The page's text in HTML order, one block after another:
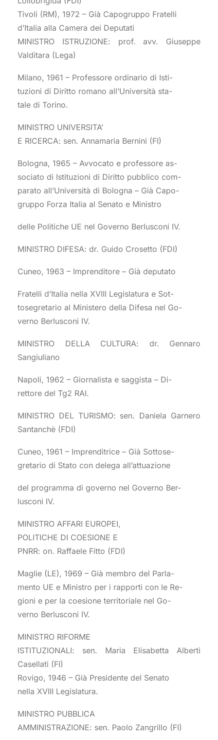
Tivoli (RM), 1972 – Già Capogruppo Fratelli
d’Italia alla Camera dei Deputati
MINISTRO ISTRUZIONE: prof. avv. Giuseppe
Valditara (Lega)
Milano, 1961 – Professore ordinario di Isti-
tuzioni di Diritto romano all’Università sta-
tale di Torino.
MINISTRO UNIVERSITA’
E RICERCA: sen. Annamaria Bernini (FI)
Bologna, 1965 – Avvocato e professore as-
sociato di Istituzioni di Diritto pubblico com-
parato all’Università di Bologna – Già Capo-
gruppo Forza Italia al Senato e Ministro
delle Politiche UE nel Governo Berlusconi IV.
MINISTRO DIFESA: dr. Guido Crosetto (FDI)
Cuneo, 1963 – Imprenditore – Già deputato
Fratelli d’Italia nella XVIII Legislatura e Sot-
tosegretario al Ministero della Difesa nel Go-
verno Berlusconi IV.
MINISTRO DELLA CULTURA: dr. Gennaro
Sangiuliano
Napoli, 1962 – Giornalista e saggista – Di-
rettore del Tg2 RAI.
MINISTRO DEL TURISMO: sen. Daniela Garnero
Santanchè (FDI)
Cuneo, 1961 – Imprenditrice – Già Sottose-
gretario di Stato con delega all’attuazione
del programma di governo nel Governo Ber-
lusconi IV.
MINISTRO AFFARI EUROPEI,
POLITICHE DI COESIONE E
PNRR: on. Raffaele Fitto (FDI)
Maglie (LE), 1969 – Già membro del Parla-
mento UE e Ministro per i rapporti con le Re-
gioni e per la coesione territoriale nel Go-
verno Berlusconi IV.
MINISTRO RIFORME
ISTITUZIONALI: sen. Maria Elisabetta Alberti
Casellati (FI)
Rovigo, 1946 – Già Presidente del Senato
nella XVIII Legislatura.
MINISTRO PUBBLICA
AMMINISTRAZIONE: sen. Paolo Zangrillo (FI)